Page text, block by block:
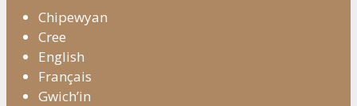
Chipewyan
Cree
English
Français
Gwich’in